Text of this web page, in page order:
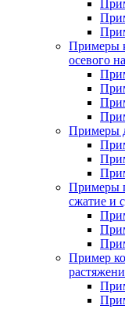
Примеры
осевого
Примеры
Примеры
сжатие и
Пример